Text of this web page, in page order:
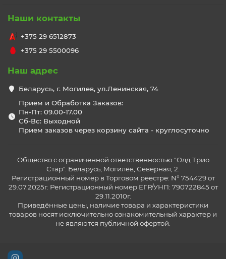
Наши контакты
+375 29 6512873
+375 29 5500096
Наш адрес
Беларусь, г. Могилев, ул.Ленинская, 74
Прием и Обработка Заказов:
Пн-Пт: 09.00-17.00
Сб-Вс: Выходной
Прием заказов через корзину сайта - круглосуточно
Общество с ограниченной ответственностью "Олд Трио
Стар". Беларусь, Могилёв, Северная, 2.
Регистрационный номер в Торговом реестре: N° 754429 от
29.07.2025г. Регистрационный номер ЕГР/УНП: 790722845 от
29.11.2010г.
Приведённые цены, наличие товара и характеристики
товаров носят исключительно ознакомительный характер и
не являются публичной офертой.